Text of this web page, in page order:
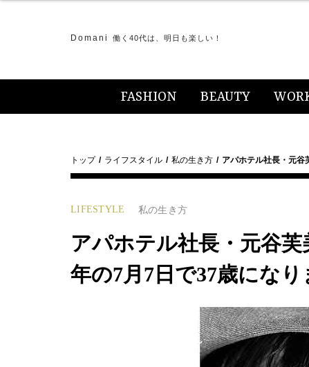
Domani 働く40代は、明日も楽しい！
FASHION BEAUTY
トップ ライフスタイル 私の生き方 アパホテル社長・元
LIFESTYLE 私の生き方
アパホテル社長・元谷
年の7月7日で37歳になり